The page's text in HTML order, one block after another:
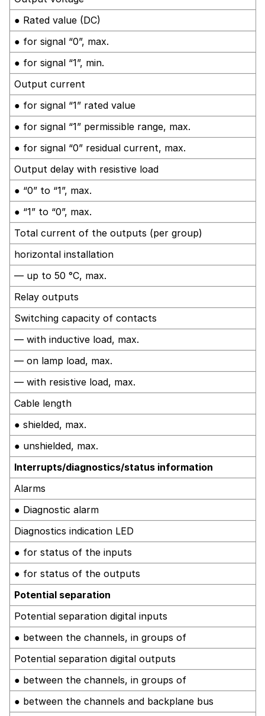
● Rated value (DC)
● for signal “0”, max.
● for signal “1”, min.
Output current
● for signal “1” rated value
● for signal “1” permissible range, max.
● for signal “0” residual current, max.
Output delay with resistive load
● “0” to “1”, max.
● “1” to “0”, max.
Total current of the outputs (per group)
horizontal installation
— up to 50 °C, max.
Relay outputs
Switching capacity of contacts
— with inductive load, max.
— on lamp load, max.
— with resistive load, max.
Cable length
● shielded, max.
● unshielded, max.
Interrupts/diagnostics/status information
Alarms
● Diagnostic alarm
Diagnostics indication LED
● for status of the inputs
● for status of the outputs
Potential separation
Potential separation digital inputs
● between the channels, in groups of
Potential separation digital outputs
● between the channels, in groups of
● between the channels and backplane bus